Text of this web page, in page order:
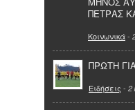
ΠΕΤΡΑΣ
Κοινωνικά-
ΠΡΩΤΗ
Ειδήσεις - 2